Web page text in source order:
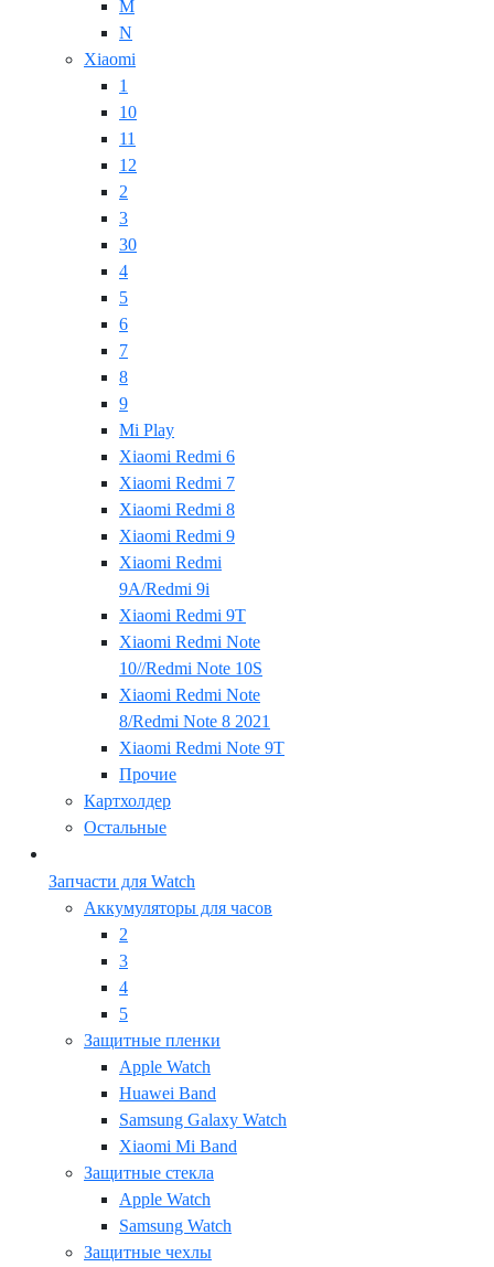
M
N
Xiaomi
1
10
11
12
2
3
30
4
5
6
7
8
9
Mi Play
Xiaomi Redmi 6
Xiaomi Redmi 7
Xiaomi Redmi 8
Xiaomi Redmi 9
Xiaomi Redmi
9A/Redmi 9i
Xiaomi Redmi 9T
Xiaomi Redmi Note
10//Redmi Note 10S
Xiaomi Redmi Note
8/Redmi Note 8 2021
Xiaomi Redmi Note 9T
Прочие
Картхолдер
Остальные
Запчасти для Watch
Аккумуляторы для часов
2
3
4
5
Защитные пленки
Apple Watch
Huawei Band
Samsung Galaxy Watch
Xiaomi Mi Band
Защитные стекла
Apple Watch
Samsung Watch
Защитные чехлы